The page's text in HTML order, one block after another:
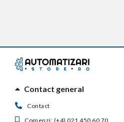
Contact general
Contact
Comenzi: (+4) 021 450 60 70